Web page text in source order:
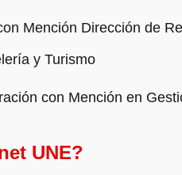
Mención Dirección de
y Turismo
con Mención en
UNE?